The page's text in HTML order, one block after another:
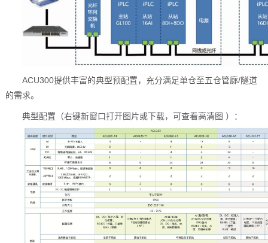
ACU300提供丰富的典型预配置，充分满足单仓至五仓管廊/隧道
的需求。
典型配置（右键新窗口打开图片或下载，可查看高清图 ）：